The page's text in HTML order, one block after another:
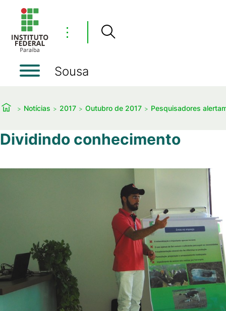
⋮
Sousa
Notícias 2017 Outubro de 2017 Pesquisadores
Dividindo conhecimento